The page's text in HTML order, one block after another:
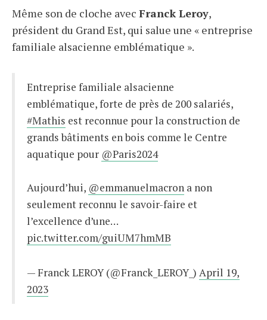
Même son de cloche avec Franck Leroy,
président du Grand Est, qui salue une « entreprise
familiale alsacienne emblématique ».
Entreprise familiale alsacienne
emblématique, forte de près de 200 salariés,
#Mathis est reconnue pour la construction de
grands bâtiments en bois comme le Centre
aquatique pour @Paris2024
Aujourd’hui, @emmanuelmacron a non
seulement reconnu le savoir-faire et
l’excellence d’une…
pic.twitter.com/guiUM7hmMB
— Franck LEROY (@Franck_LEROY_) April 19,
2023